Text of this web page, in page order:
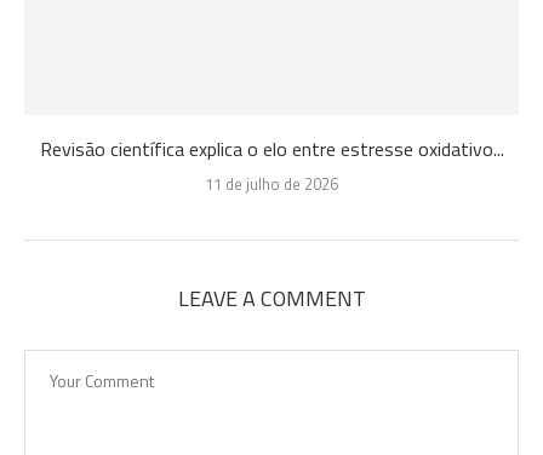
Revisão científica explica o elo entre estresse oxidativo...
11 de julho de 2026
LEAVE A COMMENT